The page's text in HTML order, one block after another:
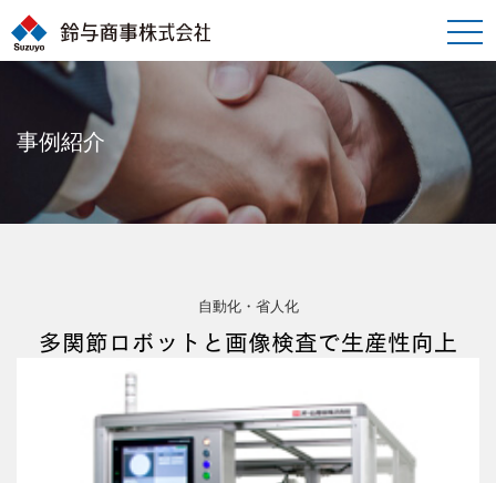
toggle
事例紹介
自動化・省人化
多関節ロボットと画像検査で生産性向上